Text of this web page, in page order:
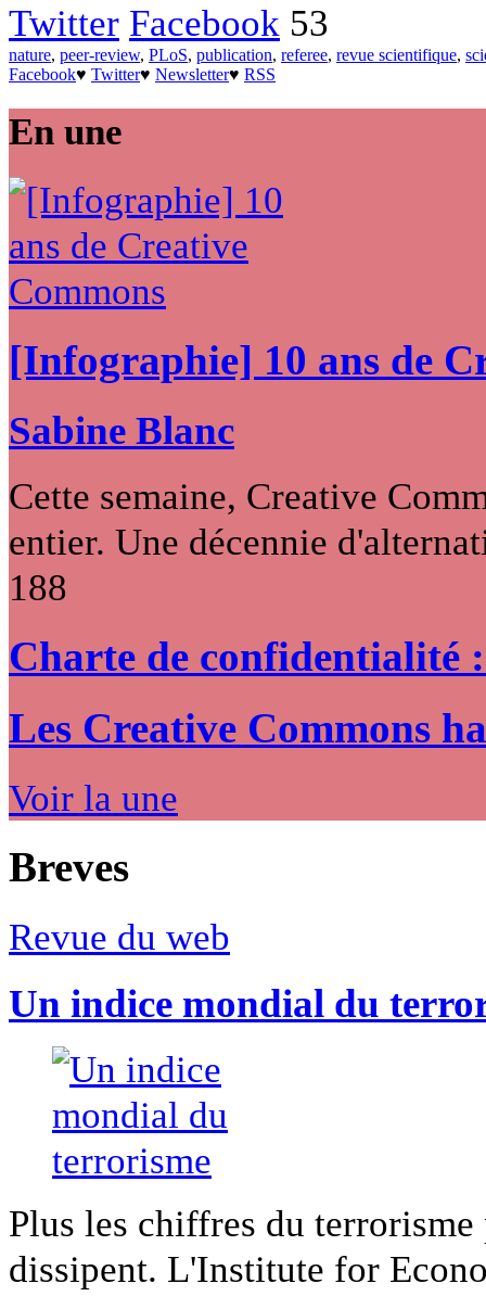
Twitter Facebook 53
nature, peer-review, PLoS, publication, referee, revue scientifique,
Facebook♥ Twitter♥ Newsletter♥ RSS
En une
[Infographie] 10 ans de
Sabine Blanc
Cette semaine, Creative
entier. Une décennie
188
Charte de confidentialité
Les Creative Commons
Voir la une
Breves
Revue du web
Un indice mondial du
Plus les chiffres du
dissipent. L'Institute for